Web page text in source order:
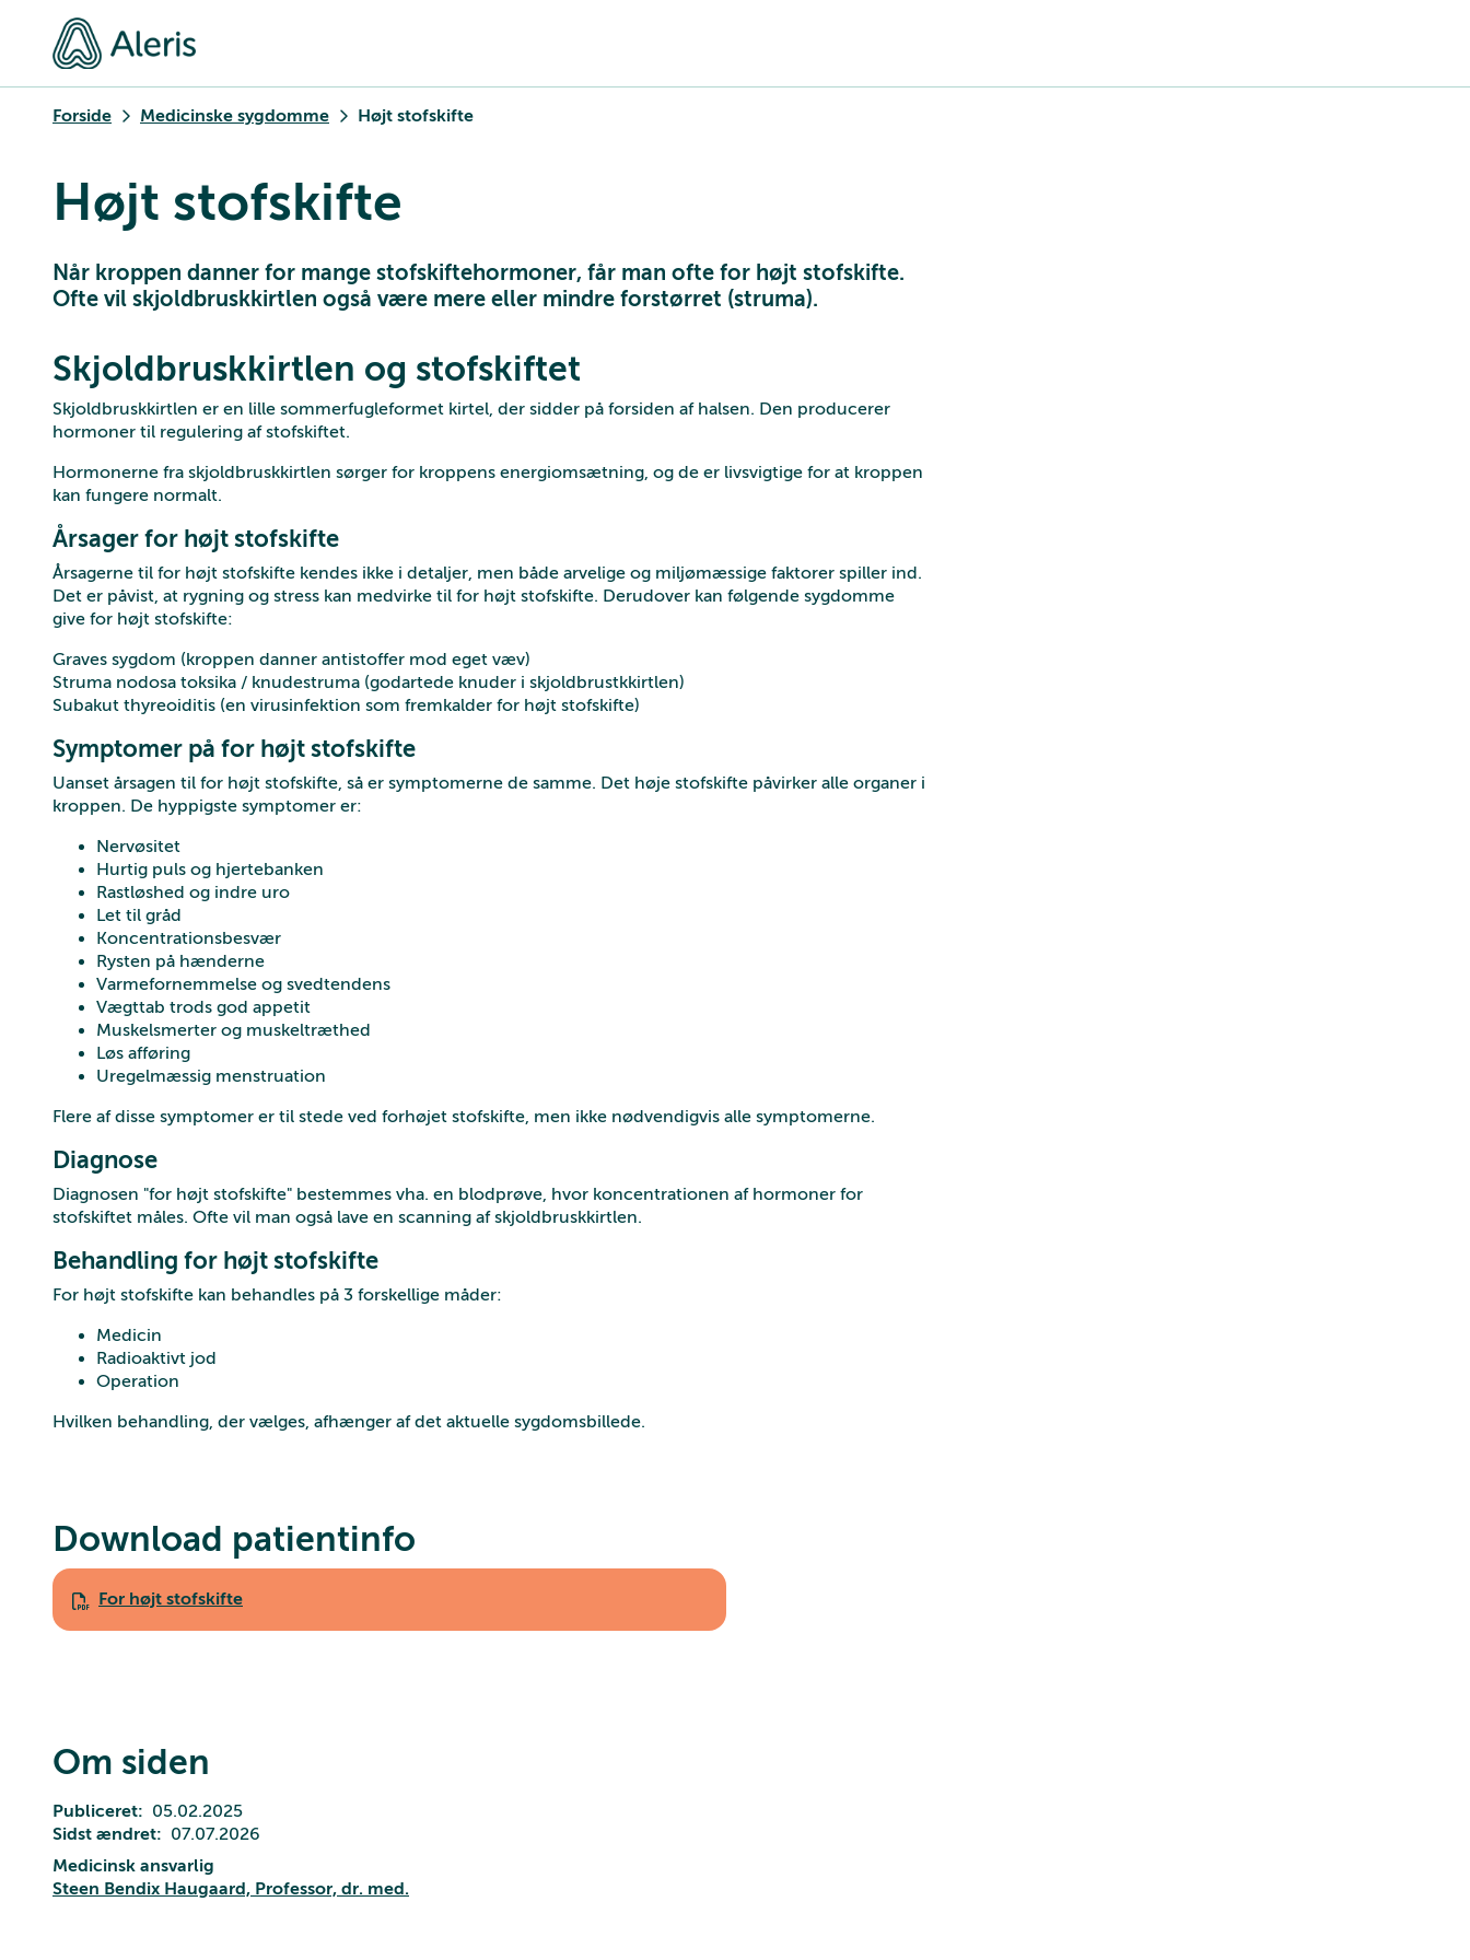
Forside Medicinske sygdomme Højt stofskifte
Højt stofskifte
Når kroppen danner for mange stofskiftehormoner, får man ofte for højt stofskifte.
Ofte vil skjoldbruskkirtlen også være mere eller mindre forstørret (struma).
Skjoldbruskkirtlen og stofskiftet
Skjoldbruskkirtlen er en lille sommerfugleformet kirtel, der sidder på forsiden af halsen. Den producerer
hormoner til regulering af stofskiftet.
Hormonerne fra skjoldbruskkirtlen sørger for kroppens energiomsætning, og de er livsvigtige for at kroppen
kan fungere normalt.
Årsager for højt stofskifte
Årsagerne til for højt stofskifte kendes ikke i detaljer, men både arvelige og miljømæssige faktorer spiller ind.
Det er påvist, at rygning og stress kan medvirke til for højt stofskifte. Derudover kan følgende sygdomme
give for højt stofskifte:
Graves sygdom (kroppen danner antistoffer mod eget væv)
Struma nodosa toksika / knudestruma (godartede knuder i skjoldbrustkkirtlen)
Subakut thyreoiditis (en virusinfektion som fremkalder for højt stofskifte)
Symptomer på for højt stofskifte
Uanset årsagen til for højt stofskifte, så er symptomerne de samme. Det høje stofskifte påvirker alle organer i
kroppen. De hyppigste symptomer er:
Nervøsitet
Hurtig puls og hjertebanken
Rastløshed og indre uro
Let til gråd
Koncentrationsbesvær
Rysten på hænderne
Varmefornemmelse og svedtendens
Vægttab trods god appetit
Muskelsmerter og muskeltræthed
Løs afføring
Uregelmæssig menstruation
Flere af disse symptomer er til stede ved forhøjet stofskifte, men ikke nødvendigvis alle symptomerne.
Diagnose
Diagnosen "for højt stofskifte" bestemmes vha. en blodprøve, hvor koncentrationen af hormoner for
stofskiftet måles. Ofte vil man også lave en scanning af skjoldbruskkirtlen.
Behandling for højt stofskifte
For højt stofskifte kan behandles på 3 forskellige måder:
Medicin
Radioaktivt jod
Operation
Hvilken behandling, der vælges, afhænger af det aktuelle sygdomsbillede.
Download patientinfo
For højt stofskifte
Om siden
Publiceret
05.02.2025
Sidst ændret
07.07.2026
Medicinsk ansvarlig
Steen Bendix Haugaard, Professor, dr. med.